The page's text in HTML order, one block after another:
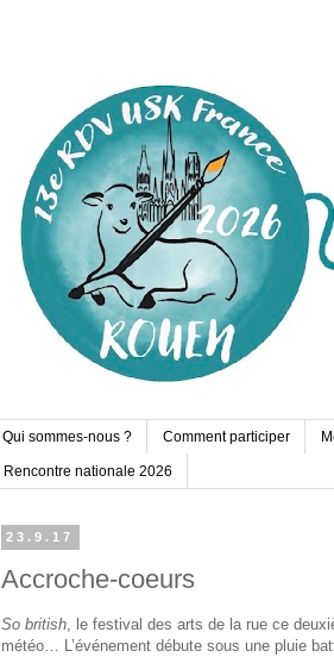
Qui sommes-nous ? Comment participer
Rencontre nationale 2026
23.9.17
Accroche-coeurs
So british, le festival des arts de la rue ce
météo… L’événement débute sous une pluie